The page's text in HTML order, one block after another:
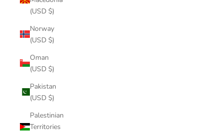
(USD $)
Norway
(USD $)
Oman
(USD $)
Pakistan
(USD $)
Palestinian
Territories